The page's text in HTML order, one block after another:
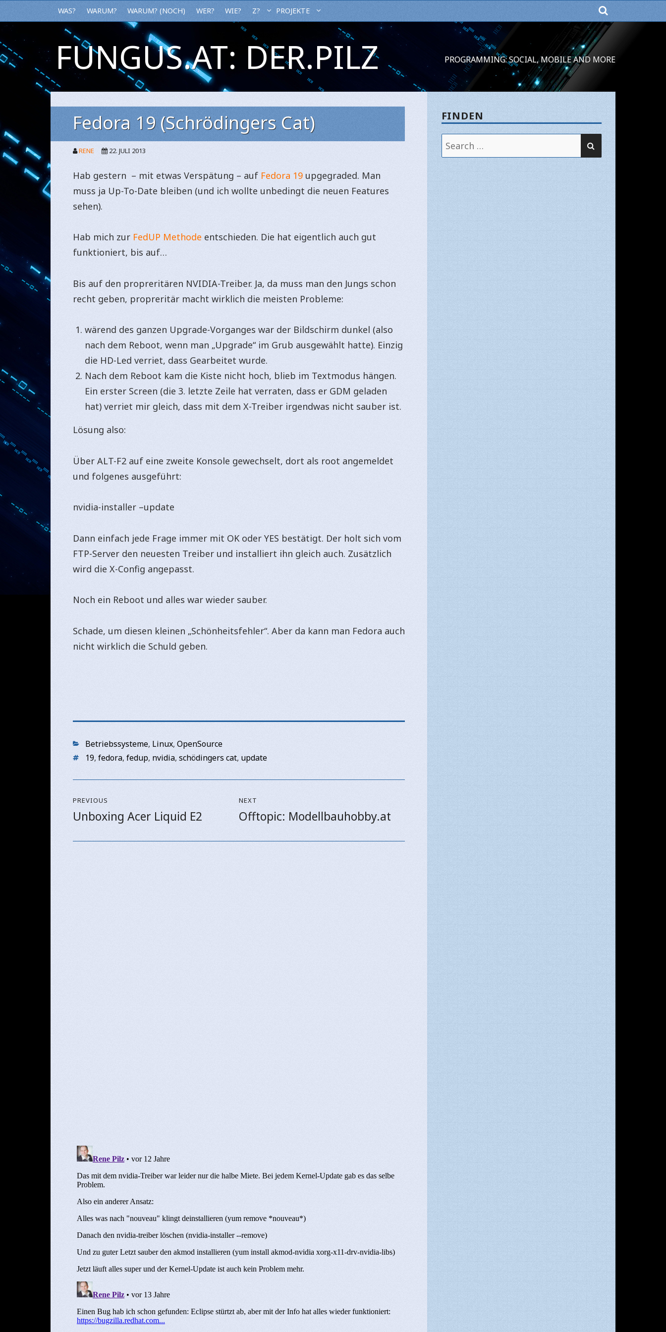
WAS? WARUM? WARUM? (NOCH) WER? WIE? Z? PROJEKTE
FUNGUS.AT: DER.PILZ PROGRAMMING: SOCIAL, MOBILE AND MORE
Fedora 19 (Schrödingers Cat)
RENE 22. JULI 2013
Hab gestern – mit etwas Verspätung – auf Fedora 19 upgegraded. Man
muss ja Up-To-Date bleiben (und ich wollte unbedingt die neuen Features
sehen).
Hab mich zur FedUP Methode entschieden. Die hat eigentlich auch gut
funktioniert, bis auf…
Bis auf den propreritären NVIDIA-Treiber. Ja, da muss man den Jungs schon
recht geben, propreritär macht wirklich die meisten Probleme:
wärend des ganzen Upgrade-Vorganges war der Bildschirm dunkel (also
nach dem Reboot, wenn man „Upgrade“ im Grub ausgewählt hatte). Einzig
die HD-Led verriet, dass Gearbeitet wurde.
Nach dem Reboot kam die Kiste nicht hoch, blieb im Textmodus hängen.
Ein erster Screen (die 3. letzte Zeile hat verraten, dass er GDM geladen
hat) verriet mir gleich, dass mit dem X-Treiber irgendwas nicht sauber ist.
Lösung also:
Über ALT-F2 auf eine zweite Konsole gewechselt, dort als root angemeldet
und folgenes ausgeführt:
nvidia-installer –update
Dann einfach jede Frage immer mit OK oder YES bestätigt. Der holt sich vom
FTP-Server den neuesten Treiber und installiert ihn gleich auch. Zusätzlich
wird die X-Config angepasst.
Noch ein Reboot und alles war wieder sauber.
Schade, um diesen kleinen „Schönheitsfehler“. Aber da kann man Fedora auch
nicht wirklich die Schuld geben.
Categories
Betriebssysteme, Linux, OpenSource
Tags19, fedora, fedup, nvidia, schödingers cat, update
PREVIOUS
Previous
Unboxing Acer Liquid E2
NEXT
Next
Offtopic: Modellbauhobby.at
FINDEN
Search
for: